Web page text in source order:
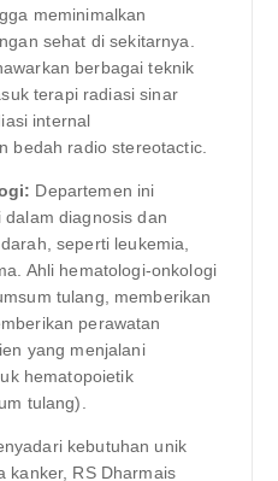
meminimalkan
sehat di sekitarnya.
berbagai teknik
terapi radiasi sinar
internal
bedah radio stereotactic.
Departemen ini
diagnosis dan
seperti leukemia,
Ahli hematologi-onkologi
tulang, memberikan
perawatan
yang menjalani
hematopoietik
tulang).
kebutuhan unik
kanker, RS Dharmais